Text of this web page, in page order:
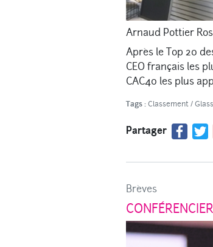
Arnaud Pottier
Après le Top 20
CEO français les
CAC40 les plus
Tags : Classement/
Partager
Brèves